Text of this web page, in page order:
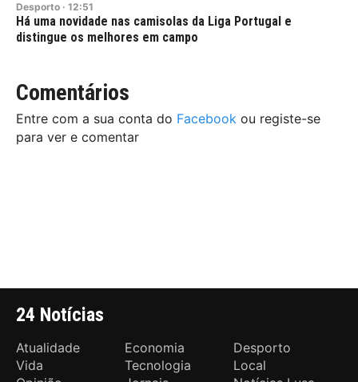
Desporto · 12:51
Há uma novidade nas camisolas da Liga Portugal e
distingue os melhores em campo
Comentários
Entre com a sua conta do Facebook ou registe-se
para ver e comentar
24 Notícias
Atualidade Economia
Desporto
Vida
Tecnologia
Local